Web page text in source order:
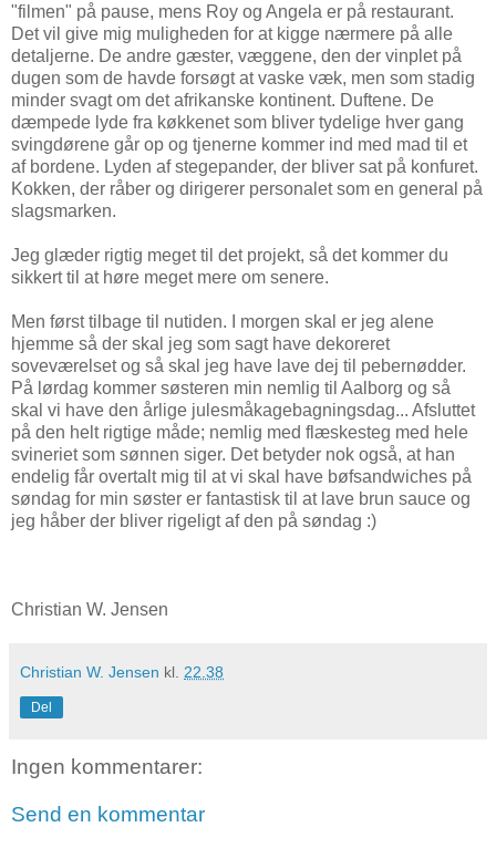
"filmen" på pause, mens Roy og Angela er på restaurant.
Det vil give mig muligheden for at kigge nærmere på alle
detaljerne. De andre gæster, væggene, den der vinplet på
dugen som de havde forsøgt at vaske væk, men som stadig
minder svagt om det afrikanske kontinent. Duftene. De
dæmpede lyde fra køkkenet som bliver tydelige hver gang
svingdørene går op og tjenerne kommer ind med mad til et
af bordene. Lyden af stegepander, der bliver sat på konfuret.
Kokken, der råber og dirigerer personalet som en general på
slagsmarken.
Jeg glæder rigtig meget til det projekt, så det kommer du
sikkert til at høre meget mere om senere.
Men først tilbage til nutiden. I morgen skal er jeg alene
hjemme så der skal jeg som sagt have dekoreret
soveværelset og så skal jeg have lave dej til pebernødder.
På lørdag kommer søsteren min nemlig til Aalborg og så
skal vi have den årlige julesmåkagebagningsdag... Afsluttet
på den helt rigtige måde; nemlig med flæskesteg med hele
svineriet som sønnen siger. Det betyder nok også, at han
endelig får overtalt mig til at vi skal have bøfsandwiches på
søndag for min søster er fantastisk til at lave brun sauce og
jeg håber der bliver rigeligt af den på søndag :)
Christian W. Jensen
Christian W. Jensen kl. 22.38
Del
Ingen kommentarer:
Send en kommentar